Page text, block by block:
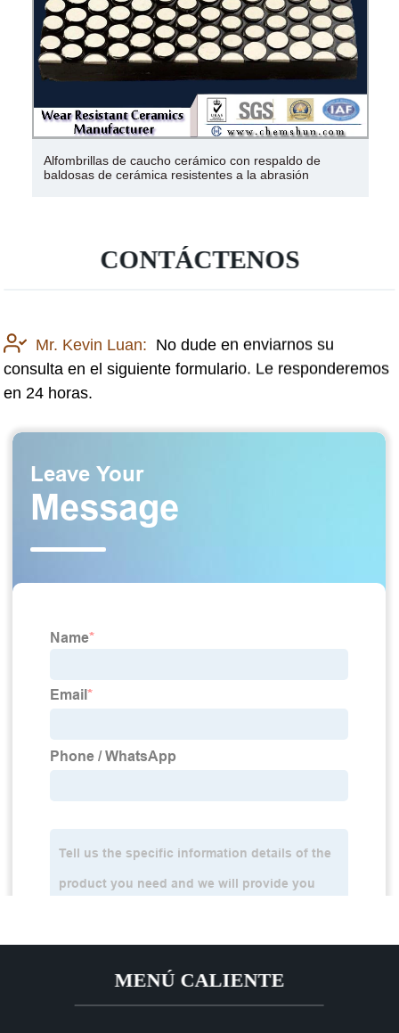
Alfombrillas de caucho cerámico con respaldo de
baldosas de cerámica resistentes a la abrasión
CONTÁCTENOS
Mr. Kevin Luan: No dude en enviarnos su
consulta en el siguiente formulario. Le responderemos
en 24 horas.
MENÚ CALIENTE